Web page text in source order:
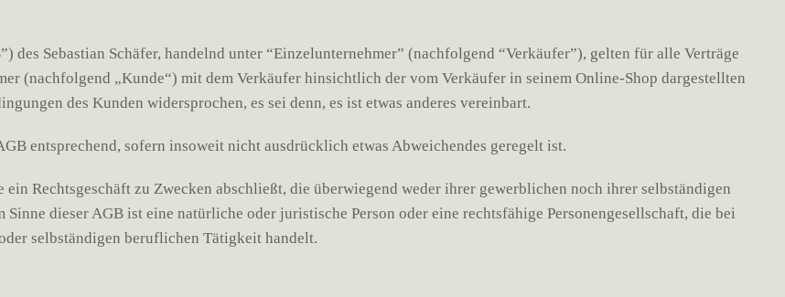
des Sebastian Schäfer, handelnd unter “Einzelunternehmer” (nachfolgend “Verkäufer”), gelten für alle Verträge
(nachfolgend „Kunde“) mit dem Verkäufer hinsichtlich der vom Verkäufer in seinem Online-Shop dargestellten
des Kunden widersprochen, es sei denn, es ist etwas anderes vereinbart.
entsprechend, sofern insoweit nicht ausdrücklich etwas Abweichendes geregelt ist.
Rechtsgeschäft zu Zwecken abschließt, die überwiegend weder ihrer gewerblichen noch ihrer selbständigen
dieser AGB ist eine natürliche oder juristische Person oder eine rechtsfähige Personengesellschaft, die bei
selbständigen beruflichen Tätigkeit handelt.